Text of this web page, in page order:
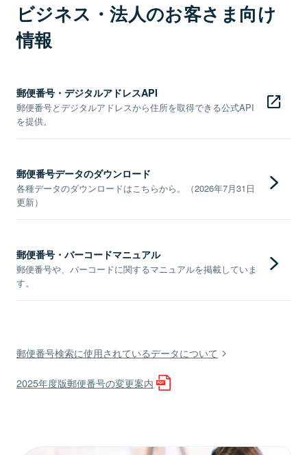
ビジネス・法人のお客さま向け
情報
郵便番号・デジタルアドレスAPI
郵便番号とデジタルアドレスから住所を取得できる公式API
を提供。
郵便番号データのダウンロード
各種データのダウンロードはこちらから。（2026年7月31日
更新）
郵便番号・バーコードマニュアル
郵便番号や、バーコードに関するマニュアルを掲載していま
す。
郵便番号検索に使用されているデータについて
2025年度版郵便番号の変更案内